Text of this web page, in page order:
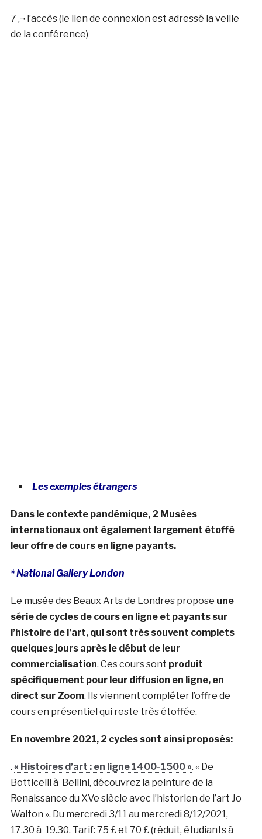
7 ‚¬ l’accès (le lien de connexion est adressé la veille
de la conférence)
Les exemples étrangers
Dans le contexte pandémique, 2 Musées
internationaux ont également largement étoffé
leur offre de cours en ligne payants.
* National Gallery London
Le musée des Beaux Arts de Londres propose une
série de cycles de cours en ligne et payants sur
l’histoire de l’art, qui sont très souvent complets
quelques jours après le début de leur
commercialisation. Ces cours sont produit
spécifiquement pour leur diffusion en ligne, en
direct sur Zoom. Ils viennent compléter l’offre de
cours en présentiel qui reste très étoffée.
En novembre 2021, 2 cycles sont ainsi proposés:
. « Histoires d’art : en ligne 1400-1500 ». « De
Botticelli à Bellini, découvrez la peinture de la
Renaissance du XVe siècle avec l’historien de l’art Jo
Walton ». Du mercredi 3/11 au mercredi 8/12/2021,
17.30 à 19.30. Tarif: 75 £ et 70 £ (réduit, étudiants à